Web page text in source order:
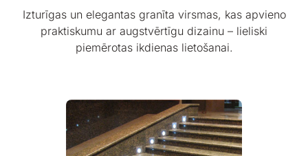
Izturīgas un elegantas granīta virsmas, kas apvieno
praktiskumu ar augstvērtīgu dizainu – lieliski
piemērotas ikdienas lietošanai.